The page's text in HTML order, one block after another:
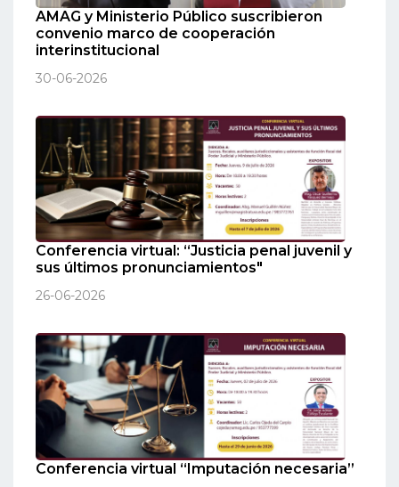
AMAG y Ministerio Público suscribieron
convenio marco de cooperación
interinstitucional
30-06-2026
Conferencia virtual: “Justicia penal juvenil y
sus últimos pronunciamientos"
26-06-2026
Conferencia virtual “Imputación necesaria”